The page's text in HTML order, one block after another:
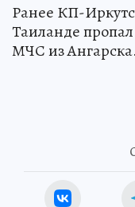
Ранее КП-
Таиланде
МЧС из